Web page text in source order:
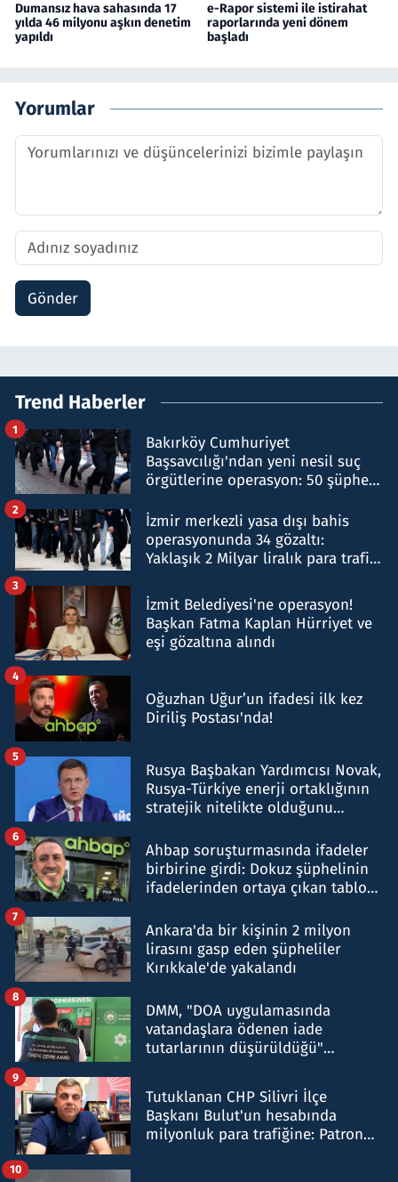
Dumansız hava sahasında 17
yılda 46 milyonu aşkın denetim
yapıldı
e-Rapor sistemi ile istirahat
raporlarında yeni dönem
başladı
Yorumlar
Gönder
Trend Haberler
Bakırköy Cumhuriyet
Başsavcılığı'ndan yeni nesil suç
örgütlerine operasyon: 50 şüpheli
1
İzmir merkezli yasa dışı bahis
operasyonunda 34 gözaltı:
Yaklaşık 2 Milyar liralık para trafiği
2
İzmit Belediyesi'ne operasyon!
Başkan Fatma Kaplan Hürriyet ve
eşi gözaltına alındı
3
Oğuzhan Uğur’un ifadesi ilk kez
Diriliş Postası'nda!
4
Rusya Başbakan Yardımcısı Novak,
Rusya-Türkiye enerji ortaklığının
stratejik nitelikte olduğunu
5
Ahbap soruşturmasında ifadeler
birbirine girdi: Dokuz şüphelinin
ifadelerinden ortaya çıkan tablo
6
Ankara'da bir kişinin 2 milyon
lirasını gasp eden şüpheliler
Kırıkkale'de yakalandı
7
DMM, "DOA uygulamasında
vatandaşlara ödenen iade
tutarlarının düşürüldüğü"
8
Tutuklanan CHP Silivri İlçe
Başkanı Bulut'un hesabında
milyonluk para trafiğine: Patron
9
10